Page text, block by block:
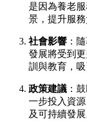
是因為養老
景，提升服務
社會影響 ：
發展將受到
訓與教育，
政策建議 ：
一步投入資
及可持續發展